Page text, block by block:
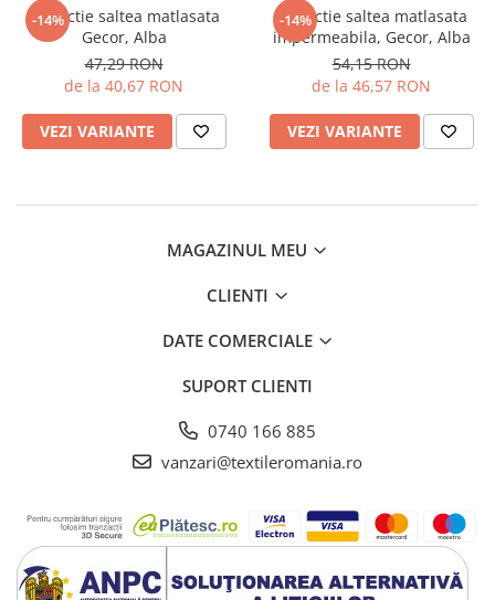
-14%
Protectie saltea matlasata
Gecor, Alba
47,29 RON
de la 40,67 RON
VEZI VARIANTE
-14%
Protectie saltea matlasata
impermeabila, Gecor, Alba
54,15 RON
de la 46,57 RON
VEZI VARIANTE
MAGAZINUL MEU
CLIENTI
DATE COMERCIALE
SUPORT CLIENTI
0740 166 885
vanzari@textileromania.ro